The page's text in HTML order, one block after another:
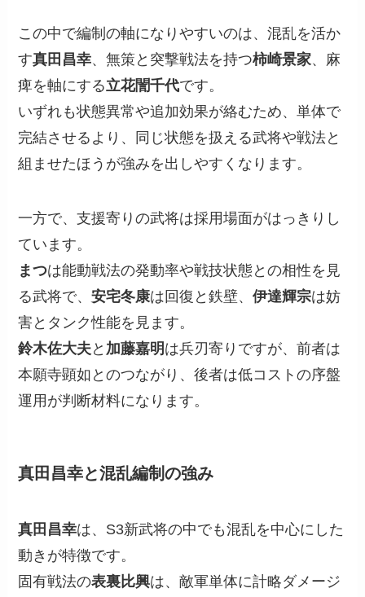
この中で編制の軸になりやすいのは、混乱を活か
す真田昌幸、無策と突撃戦法を持つ柿崎景家、麻
痺を軸にする立花誾千代です。
いずれも状態異常や追加効果が絡むため、単体で
完結させるより、同じ状態を扱える武将や戦法と
組ませたほうが強みを出しやすくなります。
一方で、支援寄りの武将は採用場面がはっきりし
ています。
まつは能動戦法の発動率や戦技状態との相性を見
る武将で、安宅冬康は回復と鉄壁、伊達輝宗は妨
害とタンク性能を見ます。
鈴木佐大夫と 加藤嘉明 は兵刃寄りですが、前者は
本願寺顕如とのつながり、後者は低コストの序盤
運用が判断材料になります。
真田昌幸と混乱編制の強み
真田昌幸は、S3新武将の中でも混乱を中心にした
動きが特徴です。
固有戦法の表裏比興は、敵軍単体に計略ダメージ